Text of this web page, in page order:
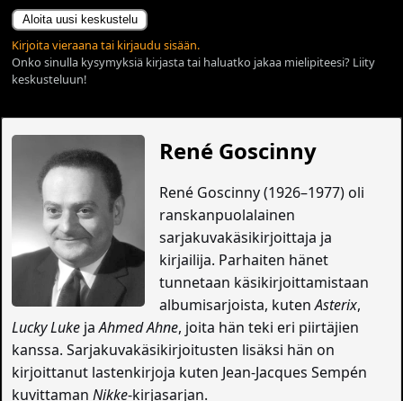
Aloita uusi keskustelu
Kirjoita vieraana tai kirjaudu sisään.
Onko sinulla kysymyksiä kirjasta tai haluatko jakaa mielipiteesi? Liity
keskusteluun!
René Goscinny
René Goscinny (1926–1977) oli
ranskanpuolalainen
sarjakuvakäsikirjoittaja ja
kirjailija. Parhaiten hänet
tunnetaan käsikirjoittamistaan
albumisarjoista, kutenAsterix,
Lucky Luke jaAhmed Ahne, joita hän teki eri piirtäjien
kanssa. Sarjakuvakäsikirjoitusten lisäksi hän on
kirjoittanut lastenkirjoja kuten Jean-Jacques Sempén
kuvittamanNikke-kirjasarjan.